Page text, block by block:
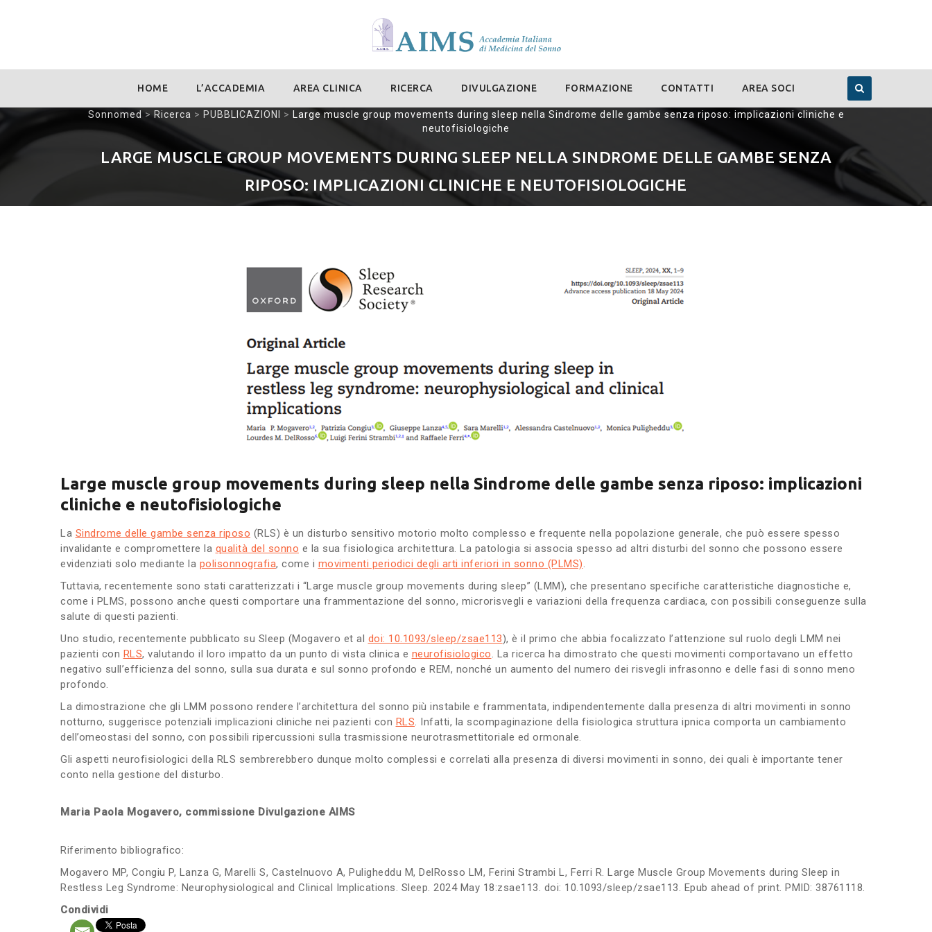
content
HOME L’ACCADEMIA AREA CLINICA RICERCA DIVULGAZIONE FORMAZIONE CONTATTI AREA SOCI
Sonnomed > Ricerca > PUBBLICAZIONI > Large muscle group movements during sleep nella Sindrome delle gambe senza riposo: implicazioni cliniche e
neutofisiologiche
LARGE MUSCLE GROUP MOVEMENTS DURING SLEEP NELLA SINDROME DELLE GAMBE SENZA
RIPOSO: IMPLICAZIONI CLINICHE E NEUTOFISIOLOGICHE
Large muscle group movements during sleep nella Sindrome delle gambe senza riposo: implicazioni
cliniche e neutofisiologiche
La Sindrome delle gambe senza riposo (RLS) è un disturbo sensitivo motorio molto complesso e frequente nella popolazione generale, che può essere spesso
invalidante e compromettere la qualità del sonno e la sua fisiologica architettura. La patologia si associa spesso ad altri disturbi del sonno che possono essere
evidenziati solo mediante la polisonnografia, come i movimenti periodici degli arti inferiori in sonno (PLMS).
Tuttavia, recentemente sono stati caratterizzati i “Large muscle group movements during sleep” (LMM), che presentano specifiche caratteristiche diagnostiche e,
come i PLMS, possono anche questi comportare una frammentazione del sonno, microrisvegli e variazioni della frequenza cardiaca, con possibili conseguenze sulla
salute di questi pazienti.
Uno studio, recentemente pubblicato su Sleep (Mogavero et al doi: 10.1093/sleep/zsae113), è il primo che abbia focalizzato l’attenzione sul ruolo degli LMM nei
pazienti con RLS, valutando il loro impatto da un punto di vista clinica e neurofisiologico. La ricerca ha dimostrato che questi movimenti comportavano un effetto
negativo sull’efficienza del sonno, sulla sua durata e sul sonno profondo e REM, nonché un aumento del numero dei risvegli infrasonno e delle fasi di sonno meno
profondo.
La dimostrazione che gli LMM possono rendere l’architettura del sonno più instabile e frammentata, indipendentemente dalla presenza di altri movimenti in sonno
notturno, suggerisce potenziali implicazioni cliniche nei pazienti con RLS. Infatti, la scompaginazione della fisiologica struttura ipnica comporta un cambiamento
dell’omeostasi del sonno, con possibili ripercussioni sulla trasmissione neurotrasmettitoriale ed ormonale.
Gli aspetti neurofisiologici della RLS sembrerebbero dunque molto complessi e correlati alla presenza di diversi movimenti in sonno, dei quali è importante tener
conto nella gestione del disturbo.
Maria Paola Mogavero, commissione Divulgazione AIMS
Riferimento bibliografico:
Mogavero MP, Congiu P, Lanza G, Marelli S, Castelnuovo A, Puligheddu M, DelRosso LM, Ferini Strambi L, Ferri R. Large Muscle Group Movements during Sleep in
Restless Leg Syndrome: Neurophysiological and Clinical Implications. Sleep. 2024 May 18:zsae113. doi: 10.1093/sleep/zsae113. Epub ahead of print. PMID: 38761118.
Condividi